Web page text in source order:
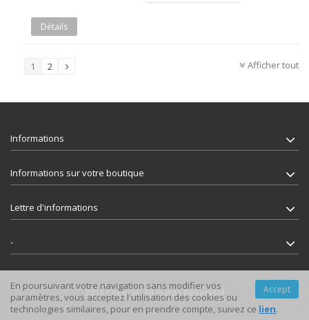
Détails
Afficher tout
1 2
Informations
Informations sur votre boutique
Lettre d'informations
-
2016 Copyclic. All Rights Reserved Accept
En poursuivant votre navigation sans modifier vos
paramètres, vous acceptez l'utilisation des cookies ou
technologies similaires, pour en prendre compte, suivez ce lien.